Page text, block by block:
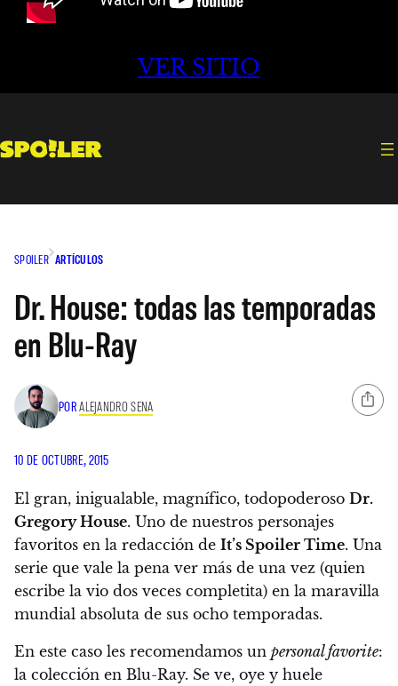
VER SITIO
SPOILER ARTÍCULOS
Dr. House: todas las temporadas
en Blu-Ray
PORALEJANDRO SENA
10 DE OCTUBRE, 2015
El gran, inigualable, magnífico, todopoderoso Dr.
Gregory House. Uno de nuestros personajes
favoritos en la redacción de It’s Spoiler Time. Una
serie que vale la pena ver más de una vez (quien
escribe la vio dos veces completita) en la maravilla
mundial absoluta de sus ocho temporadas.
En este caso les recomendamos un personal favorite:
la colección en Blu-Ray. Se ve, oye y huele